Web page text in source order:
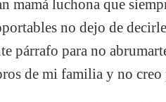
mamá luchona que
no dejo de
párrafo para no
de mi familia y no creo